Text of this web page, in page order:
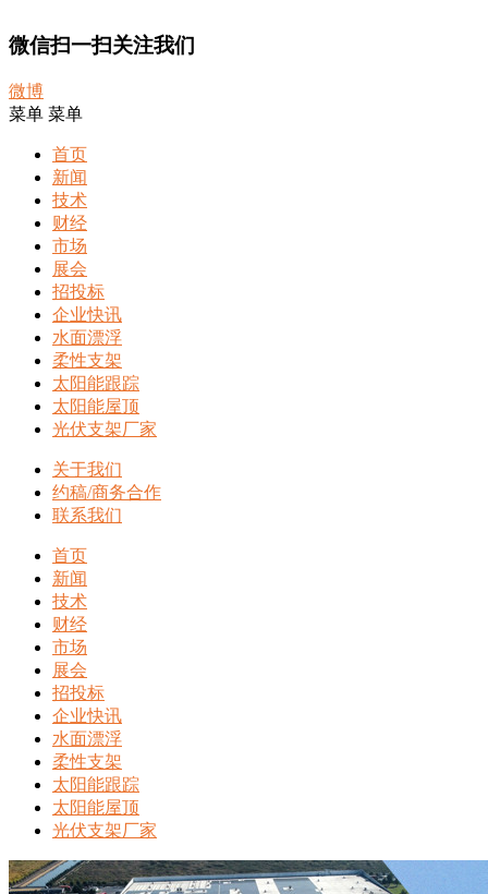
微信扫一扫关注我们
微博
菜单 菜单
首页
新闻
技术
财经
市场
展会
招投标
企业快讯
水面漂浮
柔性支架
太阳能跟踪
太阳能屋顶
光伏支架厂家
关于我们
约稿/商务合作
联系我们
首页
新闻
技术
财经
市场
展会
招投标
企业快讯
水面漂浮
柔性支架
太阳能跟踪
太阳能屋顶
光伏支架厂家